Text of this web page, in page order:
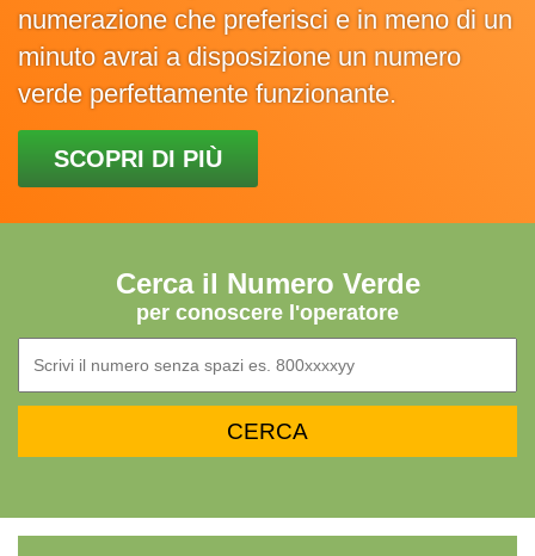
numerazione che preferisci e in meno di un
minuto avrai a disposizione un numero
verde perfettamente funzionante.
SCOPRI DI PIÙ
Cerca il Numero Verde
per conoscere l'operatore